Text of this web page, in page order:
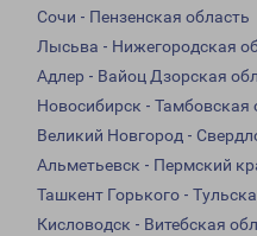
Сочи - Пензенская область
Лысьва - Нижегородская
Адлер - Вайоц Дзорская
Новосибирск - Тамбовская
Великий Новгород -
Альметьевск - Пермский
Ташкент Горького -
Кисловодск - Витебская